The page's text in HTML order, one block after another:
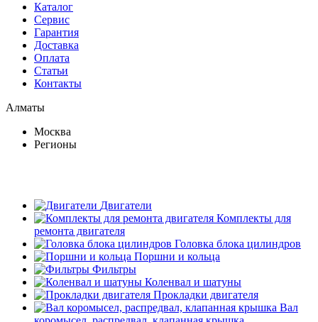
Каталог
Сервис
Гарантия
Доставка
Оплата
Статьи
Контакты
Алматы
Москва
Регионы
Двигатели
Комплекты для
ремонта двигателя
Головка блока цилиндров
Поршни и кольца
Фильтры
Коленвал и шатуны
Прокладки двигателя
Вал